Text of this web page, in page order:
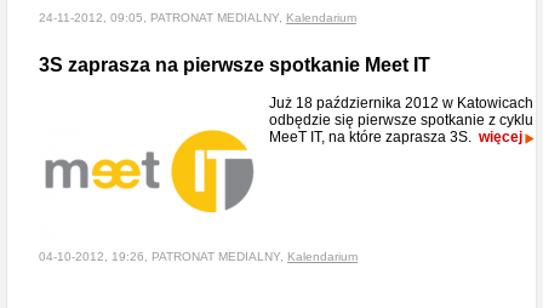
24-11-2012, 09:05, PATRONAT MEDIALNY, Kalendarium
3S zaprasza na pierwsze spotkanie Meet IT
Już 18 października 2012 w Katowicach
odbędzie się pierwsze spotkanie z cyklu
MeeT IT, na które zaprasza 3S. więcej
04-10-2012, 19:26, PATRONAT MEDIALNY, Kalendarium